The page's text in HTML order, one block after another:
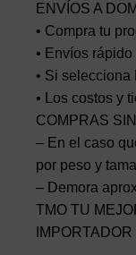
ENVÍOS A
• Compra tu
• Envíos
• Si
• Los costos y
COMPRAS
– En el caso
por peso y
– Demora
TMO TU